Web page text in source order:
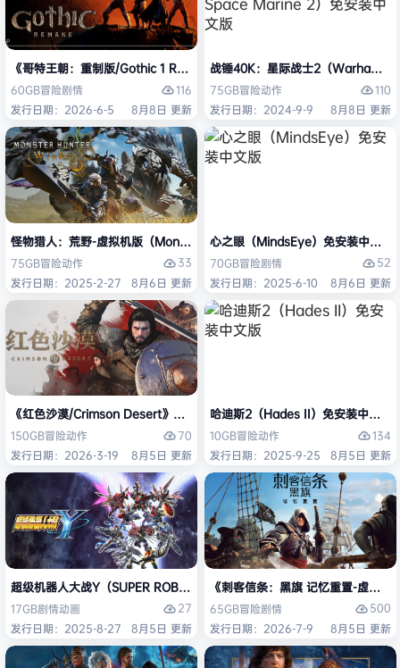
《哥特王朝：重制版/Gothic 1 Remake》免安装中文版
60GB冒险剧情
116
发行日期：2026-6-5
8月8日 更新
战锤40K：星际战士2（
75GB冒险动作
110
发行日期：2024-9-9
8月8日 更新
怪物猎人：荒野-虚拟机版（Monster Hunter Wilds HYPERVISOR）免安
75GB冒险动作
33
发行日期：2025-2-27
8月6日 更新
心之眼（MindsEye）免安装中文版
70GB冒险剧情
52
发行日期：2025-6-10
8月6日 更新
《红色沙漠/Crimson Desert》免安装中文版
150GB冒险动作
70
发行日期：2026-3-19
8月5日 更新
哈迪斯2（Hades II）免安装中文版
10GB冒险动作
134
发行日期：2025-9-25
8月5日 更新
超级机器人大战Y（SUPER ROBOT WARS Y）免安装中文版
17GB剧情动画
27
发行日期：2025-8-27
8月5日 更新
《刺客信条：黑旗 记忆重置-虚拟
65GB冒险剧情
500
发行日期：2026-7-9
8月5日 更新